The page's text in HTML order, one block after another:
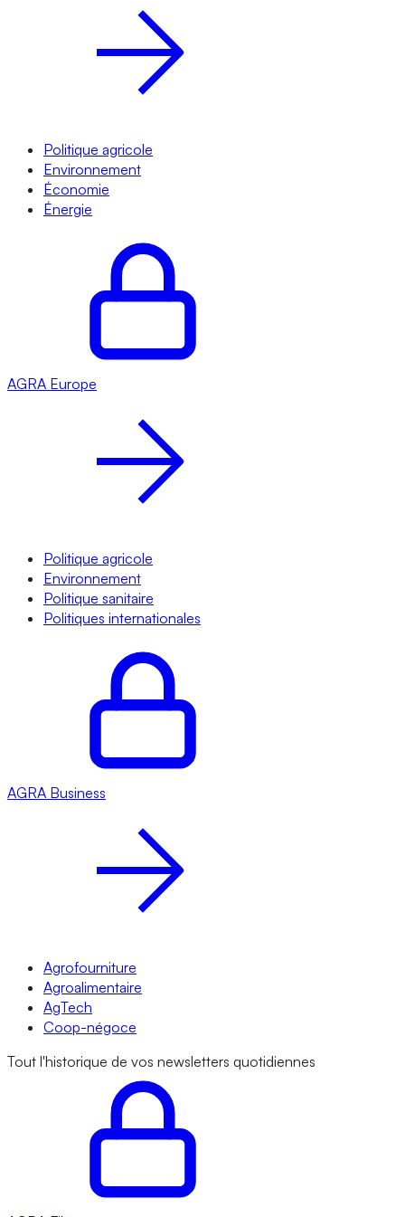
Politique agricole
Environnement
Économie
Énergie
AGRA Europe
Politique agricole
Environnement
Politique sanitaire
Politiques internationales
AGRA Business
Agrofourniture
Agroalimentaire
AgTech
Coop-négoce
Tout l'historique de vos newsletters quotidiennes